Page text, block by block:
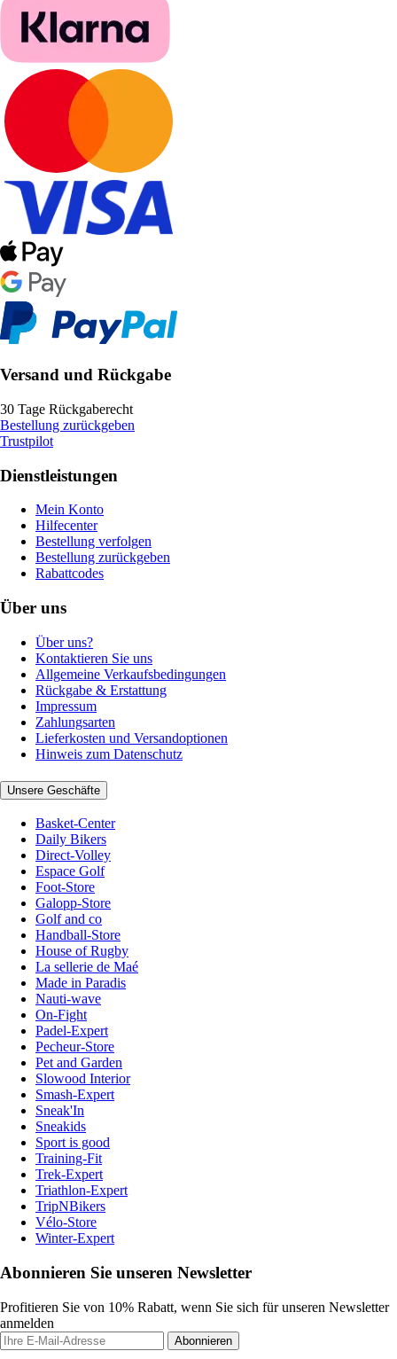
Versand und Rückgabe
30 Tage Rückgaberecht
Bestellung zurückgeben
Trustpilot
Dienstleistungen
Mein Konto
Hilfecenter
Bestellung verfolgen
Bestellung zurückgeben
Rabattcodes
Über uns
Über uns?
Kontaktieren Sie uns
Allgemeine Verkaufsbedingungen
Rückgabe & Erstattung
Impressum
Zahlungsarten
Lieferkosten und Versandoptionen
Hinweis zum Datenschutz
Unsere Geschäfte
Basket-Center
Daily Bikers
Direct-Volley
Espace Golf
Foot-Store
Galopp-Store
Golf and co
Handball-Store
House of Rugby
La sellerie de Maé
Made in Paradis
Nauti-wave
On-Fight
Padel-Expert
Pecheur-Store
Pet and Garden
Slowood Interior
Smash-Expert
Sneak'In
Sneakids
Sport is good
Training-Fit
Trek-Expert
Triathlon-Expert
TripNBikers
Vélo-Store
Winter-Expert
Abonnieren Sie unseren Newsletter
Profitieren Sie von 10% Rabatt, wenn Sie sich für unseren Newsletter
anmelden
Abonnieren